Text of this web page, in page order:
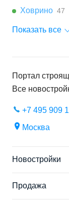
Ховрино 47
Показать все
Портал
Все
+7 495 909
Москва
Новостройки
Продажа